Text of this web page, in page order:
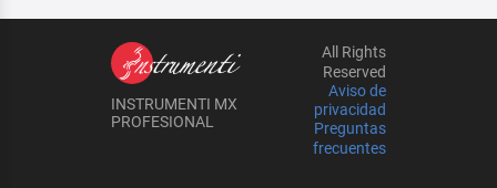
INSTRUMENTI MX
PROFESIONAL
All Rights
Reserved
Aviso de
privacidad
Preguntas
frecuentes